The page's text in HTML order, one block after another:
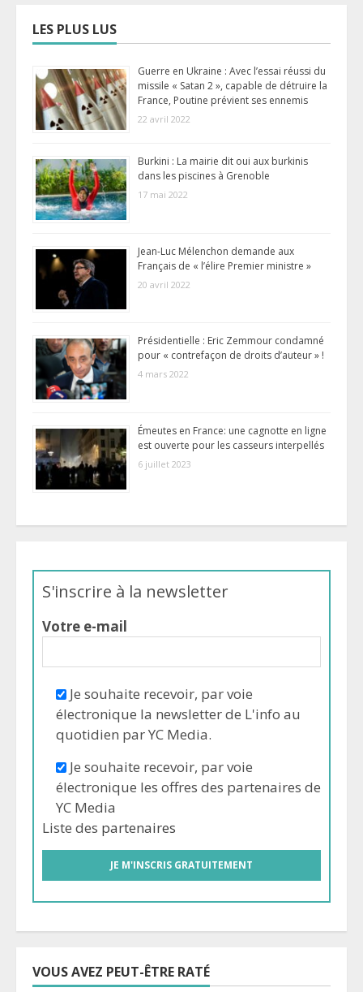
LES PLUS LUS
Guerre en Ukraine : Avec l’essai réussi du
missile « Satan 2 », capable de détruire la
France, Poutine prévient ses ennemis
22 avril 2022
Burkini : La mairie dit oui aux burkinis
dans les piscines à Grenoble
17 mai 2022
Jean-Luc Mélenchon demande aux
Français de « l’élire Premier ministre »
20 avril 2022
Présidentielle : Eric Zemmour condamné
pour « contrefaçon de droits d’auteur » !
4 mars 2022
Émeutes en France: une cagnotte en ligne
est ouverte pour les casseurs interpellés
6 juillet 2023
S'inscrire à la newsletter
Votre e-mail
Je souhaite recevoir, par voie
électronique la newsletter de L'info au
quotidien par YC Media.
Je souhaite recevoir, par voie
électronique les offres des partenaires de
YC Media
Liste des partenaires
VOUS AVEZ PEUT-ÊTRE RATÉ